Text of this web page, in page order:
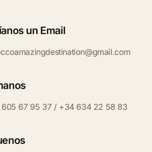
un Email
605 67 95 37 / +34 634 22 58 83